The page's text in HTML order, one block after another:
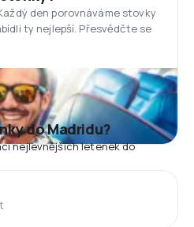
den porovnáváme stovky
ty nejlepší. Přesvědčte se
do Madridu?
nejlevnějších letenek do